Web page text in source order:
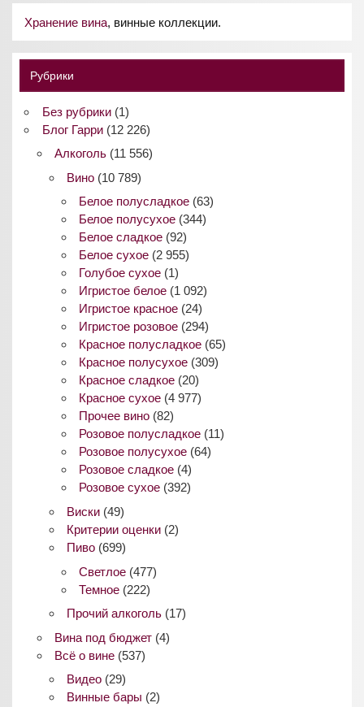
Хранение вина, винные коллекции.
Рубрики
Без рубрики(1)
Блог Гарри(12 226)
Алкоголь(11 556)
Вино(10 789)
Белое полусладкое (63)
Белое полусухое (344)
Белое сладкое (92)
Белое сухое (2 955)
Голубое сухое (1)
Игристое белое (1 092)
Игристое красное (24)
Игристое розовое (294)
Красное полусладкое (65)
Красное полусухое (309)
Красное сладкое (20)
Красное сухое (4 977)
Прочее вино (82)
Розовое полусладкое (11)
Розовое полусухое (64)
Розовое сладкое (4)
Розовое сухое (392)
Виски(49)
Критерии оценки(2)
Пиво(699)
Светлое (477)
Темное (222)
Прочий алкоголь(17)
Вина под бюджет(4)
Всё о вине(537)
Видео(29)
Винные бары (2)